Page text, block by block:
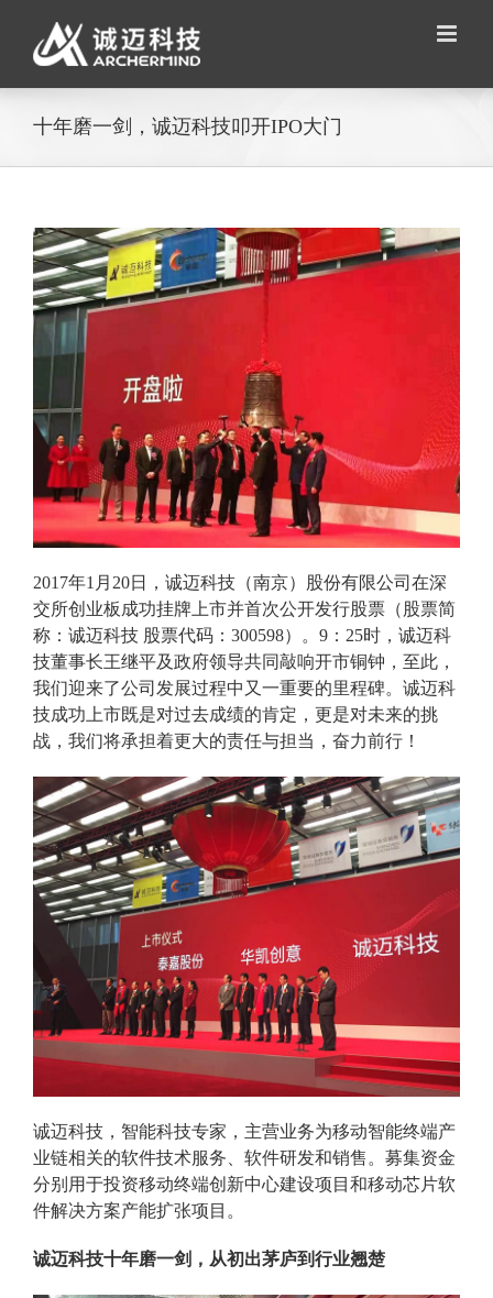
content
十年磨一剑，诚迈科技叩开IPO大门
2017年1月20日，诚迈科技（南京）股份有限公司在深
交所创业板成功挂牌上市并首次公开发行股票（股票简
称：诚迈科技 股票代码：300598）。9：25时，诚迈科
技董事长王继平及政府领导共同敲响开市铜钟，至此，
我们迎来了公司发展过程中又一重要的里程碑。诚迈科
技成功上市既是对过去成绩的肯定，更是对未来的挑
战，我们将承担着更大的责任与担当，奋力前行！
诚迈科技，智能科技专家，主营业务为移动智能终端产
业链相关的软件技术服务、软件研发和销售。募集资金
分别用于投资移动终端创新中心建设项目和移动芯片软
件解决方案产能扩张项目。
诚迈科技十年磨一剑，从初出茅庐到行业翘楚